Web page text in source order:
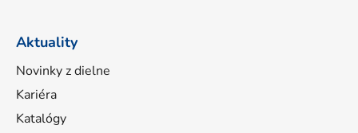
Aktuality
Novinky z dielne
Kariéra
Katalógy